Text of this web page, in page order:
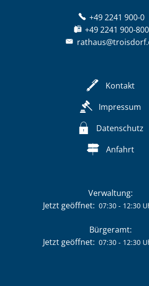
+49 2241 900-0
+49 2241 900-800
Kontakt
Impressum
Datenschutz
Anfahrt
Verwaltung:
Klicken, um weitere
Jetzt geöffnet: 07:30- 12:30
Bürgeramt:
Klicken, um weitere
Jetzt geöffnet: 07:30- 12:30